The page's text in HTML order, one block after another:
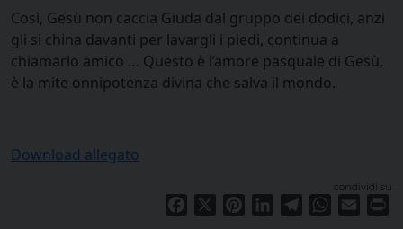
Così, Gesù non caccia Giuda dal gruppo dei dodici, anzi
gli si china davanti per lavargli i piedi, continua a
chiamarlo amico … Questo è l’amore pasquale di Gesù,
è la mite onnipotenza divina che salva il mondo.
Download allegato
condividi su
Facebook PinterestLinkedInTelegramWhatsApp
Email